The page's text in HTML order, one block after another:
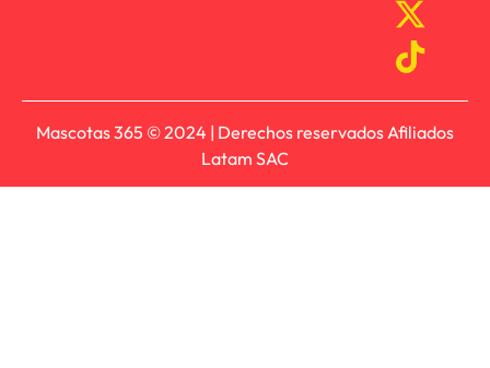
Mascotas 365 © 2024 | Derechos reservados Afiliados
Latam SAC